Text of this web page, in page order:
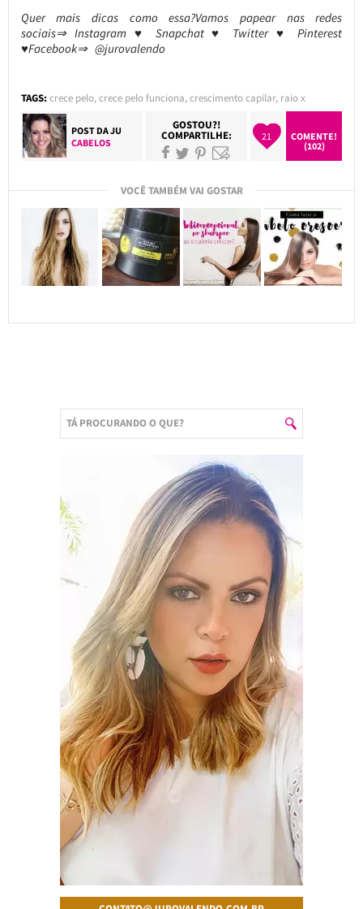
Quer mais dicas como essa?Vamos papear nas redes
sociais⇒ Instagram ♥ Snapchat ♥ Twitter ♥ Pinterest
♥Facebook⇒ @jurovalendo
TAGS: crece pelo,crece pelo funciona,crescimento capilar, raio x
POST DAJU
CABELOS
GOSTOU?!
COMPARTILHE: 21
COMENTE!
(102)
VOCÊ TAMBÉM VAI GOSTAR